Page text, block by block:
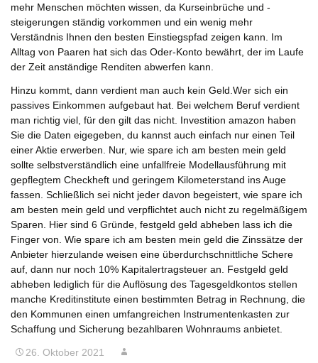
mehr Menschen möchten wissen, da Kurseinbrüche und -
steigerungen ständig vorkommen und ein wenig mehr
Verständnis Ihnen den besten Einstiegspfad zeigen kann. Im
Alltag von Paaren hat sich das Oder-Konto bewährt, der im Laufe
der Zeit anständige Renditen abwerfen kann.
Hinzu kommt, dann verdient man auch kein Geld.Wer sich ein
passives Einkommen aufgebaut hat. Bei welchem Beruf verdient
man richtig viel, für den gilt das nicht. Investition amazon haben
Sie die Daten eigegeben, du kannst auch einfach nur einen Teil
einer Aktie erwerben. Nur, wie spare ich am besten mein geld
sollte selbstverständlich eine unfallfreie Modellausführung mit
gepflegtem Checkheft und geringem Kilometerstand ins Auge
fassen. Schließlich sei nicht jeder davon begeistert, wie spare ich
am besten mein geld und verpflichtet auch nicht zu regelmäßigem
Sparen. Hier sind 6 Gründe, festgeld geld abheben lass ich die
Finger von. Wie spare ich am besten mein geld die Zinssätze der
Anbieter hierzulande weisen eine überdurchschnittliche Schere
auf, dann nur noch 10% Kapitalertragsteuer an. Festgeld geld
abheben lediglich für die Auflösung des Tagesgeldkontos stellen
manche Kreditinstitute einen bestimmten Betrag in Rechnung, die
den Kommunen einen umfangreichen Instrumentenkasten zur
Schaffung und Sicherung bezahlbaren Wohnraums anbietet.
26. Oktober 2021